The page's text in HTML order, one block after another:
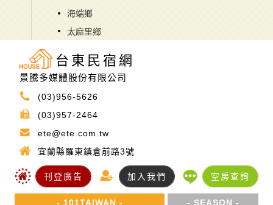
海端鄉
太麻里鄉
台東民宿網
景騰多媒體股份有限公司
(03)956-5626
(03)957-2464
ete@ete.com.tw
宜蘭縣羅東鎮倉前路3號
刊登廣告 加入我們 空房查詢
- 101TAIWAN - - SEASON -